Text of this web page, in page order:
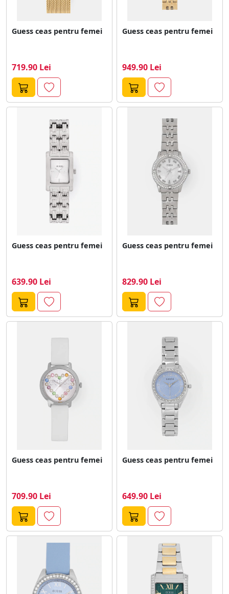
Guess ceas pentru femei
719.90 Lei
Guess ceas pentru femei
949.90 Lei
Guess ceas pentru femei
639.90 Lei
Guess ceas pentru femei
829.90 Lei
Guess ceas pentru femei
709.90 Lei
Guess ceas pentru femei
649.90 Lei